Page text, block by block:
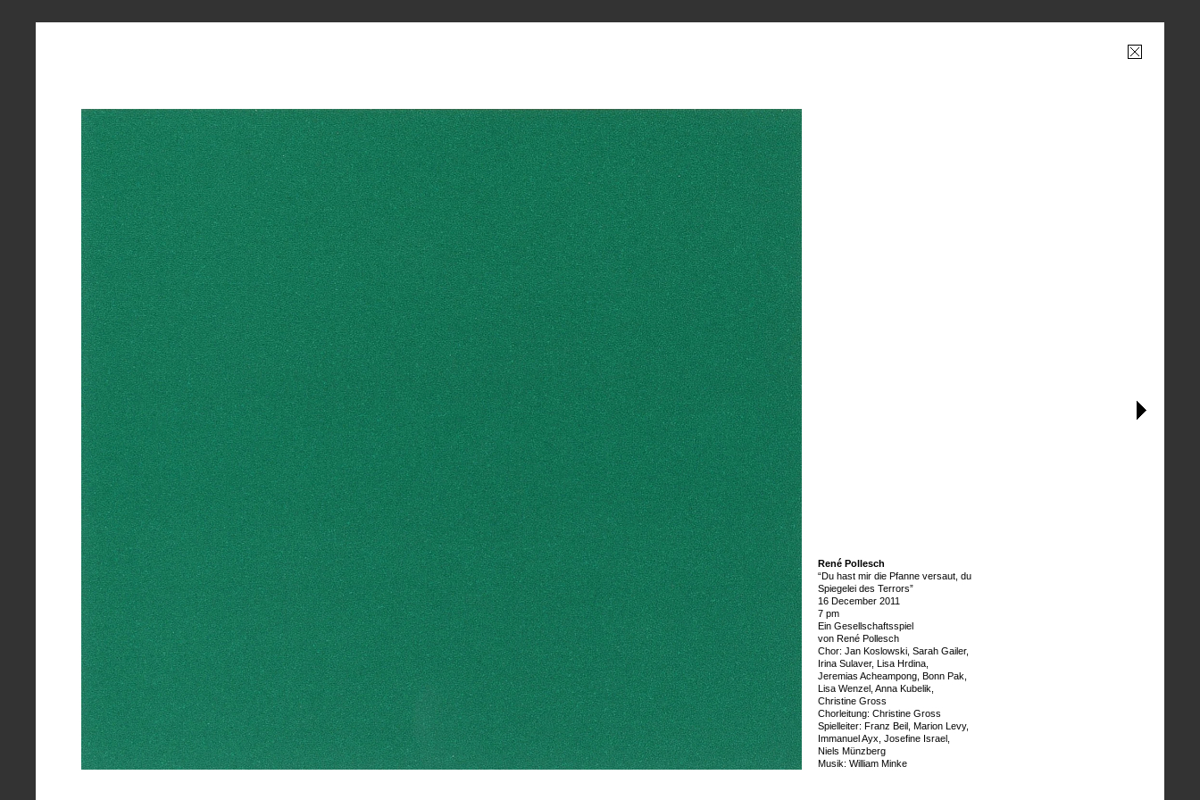
René Pollesch
“Du hast mir die Pfanne versaut, du
Spiegelei des Terrors”
16 December 2011
7 pm
Ein Gesellschaftsspiel
von René Pollesch
Chor: Jan Koslowski, Sarah Gailer,
Irina Sulaver, Lisa Hrdina,
Jeremias Acheampong, Bonn Pak,
Lisa Wenzel, Anna Kubelik,
Christine Gross
Chorleitung: Christine Gross
Spielleiter: Franz Beil, Marion Levy,
Immanuel Ayx, Josefine Israel,
Niels Münzberg
Musik: William Minke